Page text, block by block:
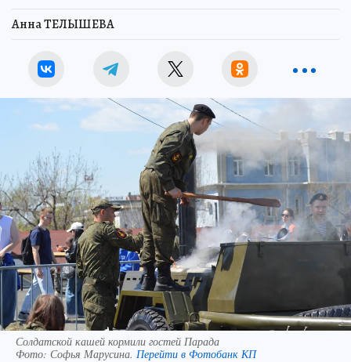
Анна ТЕЛЫШЕВА
Солдатской кашей кормили гостей Парада
Фото: Софья Марусина. Перейти в Фотобанк КП